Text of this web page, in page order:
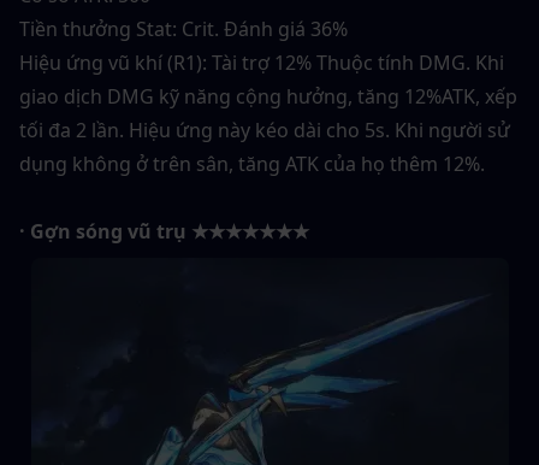
Tiền thưởng Stat: Crit. Đánh giá 36%
Hiệu ứng vũ khí (R1): Tài trợ 12% Thuộc tính DMG. Khi
giao dịch DMG kỹ năng cộng hưởng, tăng 12%ATK, xếp
tối đa 2 lần. Hiệu ứng này kéo dài cho 5s. Khi người sử
dụng không ở trên sân, tăng ATK của họ thêm 12%.
· Gợn sóng vũ trụ ★★★★★★★